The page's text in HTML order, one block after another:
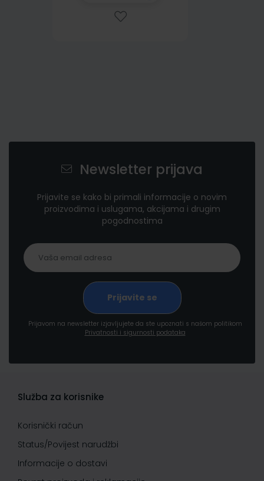
Newsletter prijava
Prijavite se kako bi primali informacije o novim
proizvodima i uslugama, akcijama i drugim
pogodnostima
Prijavom na newsletter izjavljujete da ste upoznati s našom politikom
Privatnosti i sigurnosti podataka
Služba za korisnike
Korisnički račun
Status/Povijest narudžbi
Informacije o dostavi